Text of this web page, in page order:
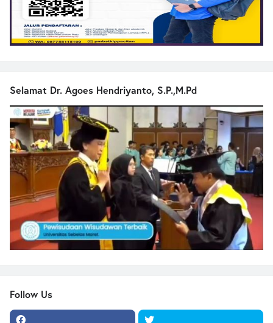
Selamat Dr. Agoes Hendriyanto, S.P.,M.Pd
Follow Us